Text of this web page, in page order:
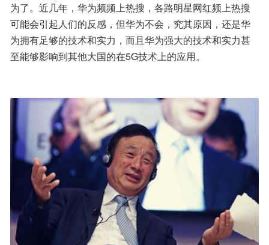
为了。近几年，华为频频上热搜，各路明星网红频上热搜
可能会引起人们的反感，但华为不会，究其原因，还是华
为拥有足够的技术和实力，而且华为强大的技术和实力甚
至能够影响到其他大国的在5G技术上的应用。